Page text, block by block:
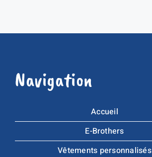
Navigation
Accueil
E-Brothers
Vêtements personnalisés